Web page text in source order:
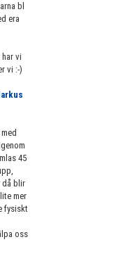
bl
era
vi
vi :-)
45
då blir
mer
fysiskt
oss